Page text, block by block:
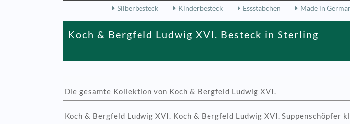
Silberbesteck
Kinderbesteck Essstäbchen Made in
Koch & Bergfeld Ludwig XVI. Besteck in Sterling
Die gesamte Kollektion von Koch & Bergfeld Ludwig XVI.
Koch & Bergfeld Ludwig XVI. Koch & Bergfeld Ludwig XVI. Suppenschöpfer